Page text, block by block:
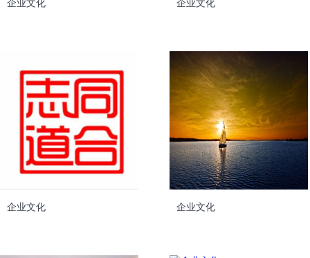
企业文化 企业文化
企业文化 企业文化